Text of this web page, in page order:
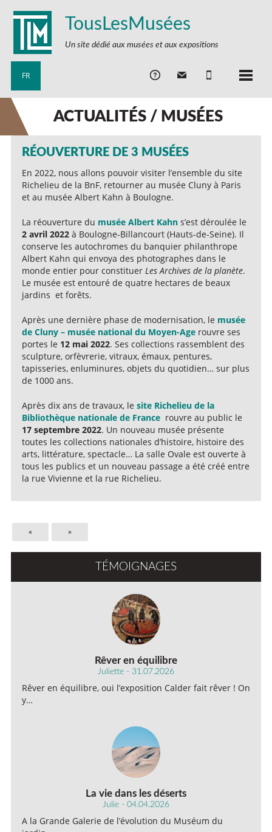
TousLesMusées
Un site dédié aux musées et aux expositions
FR
ACTUALITÉS / MUSÉES
RÉOUVERTURE DE 3 MUSÉES
En 2022, nous allons pouvoir visiter l’ensemble du site
Richelieu de la BnF, retourner au musée Cluny à Paris
et au musée Albert Kahn à Boulogne.
La réouverture du musée Albert Kahn s’est déroulée le
2 avril 2022 à Boulogne-Billancourt (Hauts-de-Seine). Il
conserve les autochromes du banquier philanthrope
Albert Kahn qui envoya des photographes dans le
monde entier pour constituer Les Archives de la planète.
Le musée est entouré de quatre hectares de beaux
jardins et forêts.
Après une dernière phase de modernisation, le musée
de Cluny – musée national du Moyen-Age rouvre ses
portes le 12 mai 2022. Ses collections rassemblent des
sculpture, orfèvrerie, vitraux, émaux, pentures,
tapisseries, enluminures, objets du quotidien… sur plus
de 1000 ans.
Après dix ans de travaux, le site Richelieu de la
Bibliothèque nationale de France rouvre au public le
17 septembre 2022. Un nouveau musée présente
toutes les collections nationales d’histoire, histoire des
arts, littérature, spectacle… La salle Ovale est ouverte à
tous les publics et un nouveau passage a été créé entre
la rue Vivienne et la rue Richelieu.
« »
TÉMOIGNAGES
Rêver en équilibre
Juliette - 31.07.2026
Rêver en équilibre, oui l’exposition Calder fait rêver ! On
y…
La vie dans les déserts
Julie - 04.04.2026
A la Grande Galerie de l’évolution du Muséum du